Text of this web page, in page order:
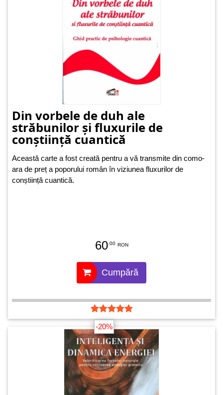
Din vorbele de duh ale
străbunilor și fluxurile de
conștiință cuantică
Această carte a fost creată pentru a vă transmite din como­
ara de preț a poporului român în viziunea fluxurilor de
conștiință cuantică.
60.00 RON
Cumpără
-20%